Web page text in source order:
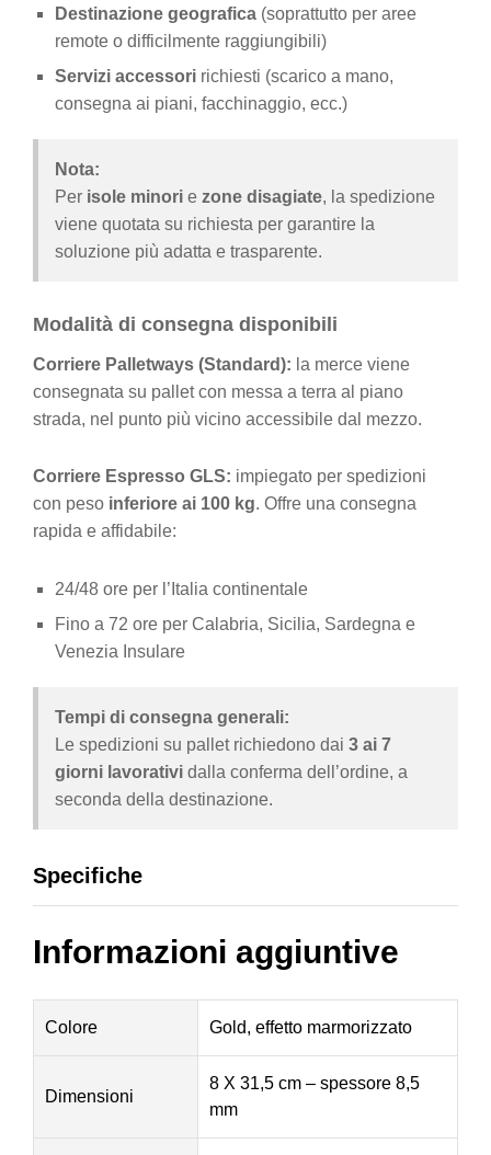
Destinazione geografica (soprattutto per aree
remote o difficilmente raggiungibili)
Servizi accessori richiesti (scarico a mano,
consegna ai piani, facchinaggio, ecc.)
Nota:
Per isole minori e zone disagiate, la spedizione
viene quotata su richiesta per garantire la
soluzione più adatta e trasparente.
Modalità di consegna disponibili
Corriere Palletways (Standard): la merce viene
consegnata su pallet con messa a terra al piano
strada, nel punto più vicino accessibile dal mezzo.
Corriere Espresso GLS: impiegato per spedizioni
con peso inferiore ai 100 kg. Offre una consegna
rapida e affidabile:
24/48 ore per l’Italia continentale
Fino a 72 ore per Calabria, Sicilia, Sardegna e
Venezia Insulare
Tempi di consegna generali:
Le spedizioni su pallet richiedono dai 3 ai 7
giorni lavorativi dalla conferma dell’ordine, a
seconda della destinazione.
Specifiche
Informazioni aggiuntive
Colore Gold, effetto marmorizzato
Dimensioni
8 X 31,5 cm – spessore 8,5
mm